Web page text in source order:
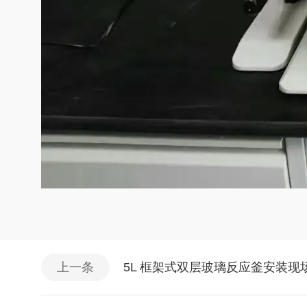
上一条 5L 框架式双层玻璃反应釜安装现